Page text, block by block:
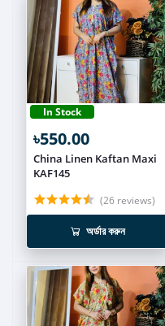
In Stock
৳550.00
China Linen Kaftan Maxi
KAF145
(26 reviews)
অর্ডার করুন